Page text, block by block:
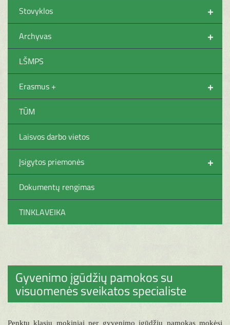
+
Stovyklos
+
Archyvas
LŠMPS
+
Erasmus +
TŪM
Laisvos darbo vietos
+
Įsigytos priemonės
Dokumentų rengimas
TINKLAVEIKA
Gyvenimo įgūdžių pamokos su
visuomenės sveikatos specialiste
Penktų klasių mokiniai per gyvenimo įgūdžių pamokas mokėsi